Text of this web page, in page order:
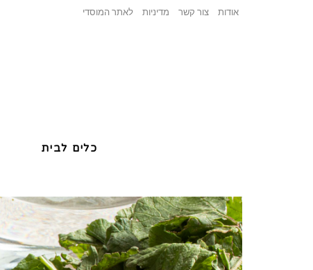
אודות צור קשר מדיניות לאתר המוסדי
כלים לבית